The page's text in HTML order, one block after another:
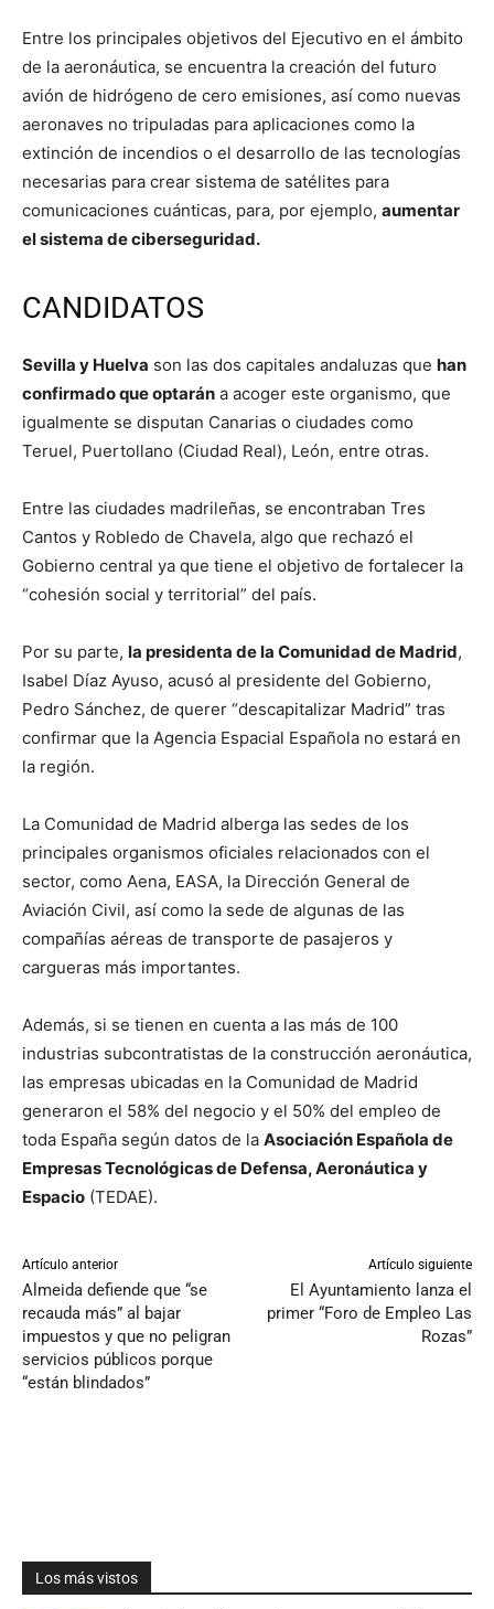
Entre los principales objetivos del Ejecutivo en el ámbito
de la aeronáutica, se encuentra la creación del futuro
avión de hidrógeno de cero emisiones, así como nuevas
aeronaves no tripuladas para aplicaciones como la
extinción de incendios o el desarrollo de las tecnologías
necesarias para crear sistema de satélites para
comunicaciones cuánticas, para, por ejemplo, aumentar
el sistema de ciberseguridad.
CANDIDATOS
Sevilla y Huelva son las dos capitales andaluzas que han
confirmado que optarán a acoger este organismo, que
igualmente se disputan Canarias o ciudades como
Teruel, Puertollano (Ciudad Real), León, entre otras.
Entre las ciudades madrileñas, se encontraban Tres
Cantos y Robledo de Chavela, algo que rechazó el
Gobierno central ya que tiene el objetivo de fortalecer la
“cohesión social y territorial” del país.
Por su parte, la presidenta de la Comunidad de Madrid,
Isabel Díaz Ayuso, acusó al presidente del Gobierno,
Pedro Sánchez, de querer “descapitalizar Madrid” tras
confirmar que la Agencia Espacial Española no estará en
la región.
La Comunidad de Madrid alberga las sedes de los
principales organismos oficiales relacionados con el
sector, como Aena, EASA, la Dirección General de
Aviación Civil, así como la sede de algunas de las
compañías aéreas de transporte de pasajeros y
cargueras más importantes.
Además, si se tienen en cuenta a las más de 100
industrias subcontratistas de la construcción aeronáutica,
las empresas ubicadas en la Comunidad de Madrid
generaron el 58% del negocio y el 50% del empleo de
toda España según datos de la Asociación Española de
Empresas Tecnológicas de Defensa, Aeronáutica y
Espacio (TEDAE).
Artículo anterior
Almeida defiende que “se
recauda más” al bajar
impuestos y que no peligran
servicios públicos porque
“están blindados”
Artículo siguiente
El Ayuntamiento lanza el
primer “Foro de Empleo Las
Rozas”
Los más vistos